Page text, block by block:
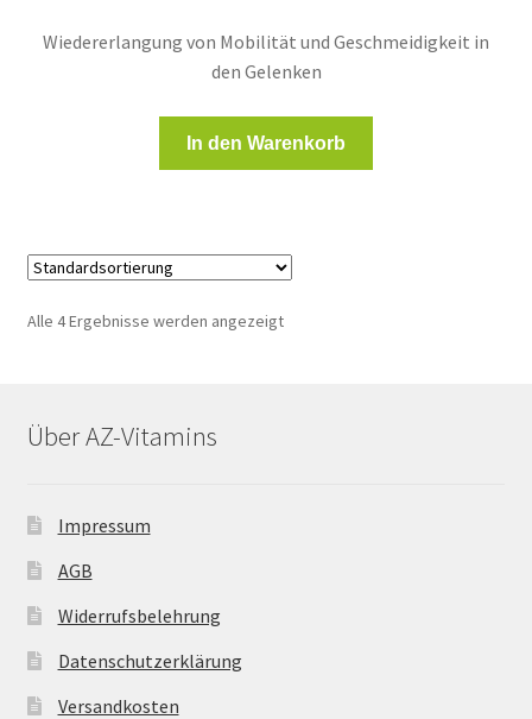
Wiedererlangung von Mobilität und Geschmeidigkeit in
den Gelenken
In den Warenkorb
Alle 4 Ergebnisse werden angezeigt
Über AZ-Vitamins
Impressum
AGB
Widerrufsbelehrung
Datenschutzerklärung
Versandkosten